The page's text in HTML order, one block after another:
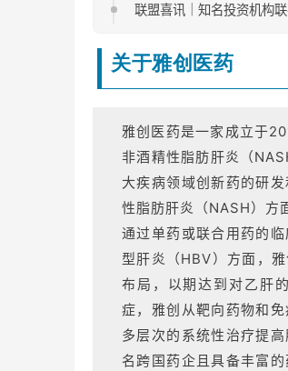
联盟喜讯｜知名投资机构
关于雅创医药
雅创医药是一家成立于
非酒精性脂肪肝炎（
大疾病领域创新药的研
性脂肪肝炎（NASH）方
通过单药或联合用药的
型肝炎（HBV）方面，
布局，以期达到对乙肝
症，雅创从靶向药物和
多层次的系统性治疗提
名跨国药企且具备丰富